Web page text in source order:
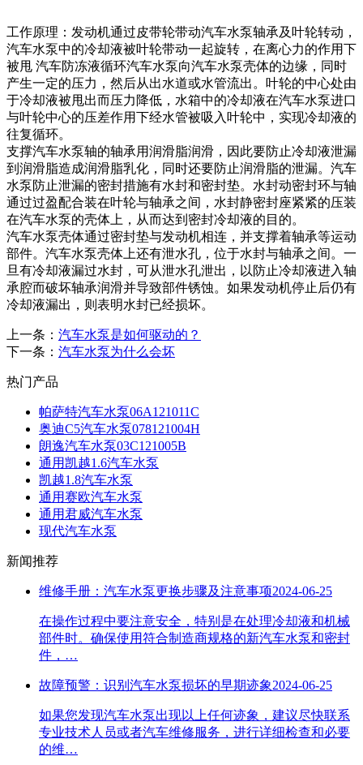
工作原理：发动机通过皮带轮带动汽车水泵轴承及叶轮转动，
汽车水泵中的冷却液被叶轮带动一起旋转，在离心力的作用下
被甩 汽车防冻液循环汽车水泵向汽车水泵壳体的边缘，同时
产生一定的压力，然后从出水道或水管流出。叶轮的中心处由
于冷却液被甩出而压力降低，水箱中的冷却液在汽车水泵进口
与叶轮中心的压差作用下经水管被吸入叶轮中，实现冷却液的
往复循环。
支撑汽车水泵轴的轴承用润滑脂润滑，因此要防止冷却液泄漏
到润滑脂造成润滑脂乳化，同时还要防止润滑脂的泄漏。汽车
水泵防止泄漏的密封措施有水封和密封垫。水封动密封环与轴
通过过盈配合装在叶轮与轴承之间，水封静密封座紧紧的压装
在汽车水泵的壳体上，从而达到密封冷却液的目的。
汽车水泵壳体通过密封垫与发动机相连，并支撑着轴承等运动
部件。汽车水泵壳体上还有泄水孔，位于水封与轴承之间。一
旦有冷却液漏过水封，可从泄水孔泄出，以防止冷却液进入轴
承腔而破坏轴承润滑并导致部件锈蚀。如果发动机停止后仍有
冷却液漏出，则表明水封已经损坏。
上一条： 汽车水泵是如何驱动的？
下一条： 汽车水泵为什么会坏
热门产品
帕萨特汽车水泵06A121011C
奥迪C5汽车水泵078121004H
朗逸汽车水泵03C121005B
通用凯越1.6汽车水泵
凯越1.8汽车水泵
通用赛欧汽车水泵
通用君威汽车水泵
现代汽车水泵
新闻推荐
维修手册：汽车水泵更换步骤及注意事项2024-06-25
在操作过程中要注意安全，特别是在处理冷却液和机械
部件时。确保使用符合制造商规格的新汽车水泵和密封
件，…
故障预警：识别汽车水泵损坏的早期迹象2024-06-25
如果您发现汽车水泵出现以上任何迹象，建议尽快联系
专业技术人员或者汽车维修服务，进行详细检查和必要
的维…